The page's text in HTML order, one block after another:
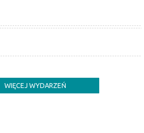
nowy dzień 2D dubbing
WIĘCEJ WYDARZEŃ